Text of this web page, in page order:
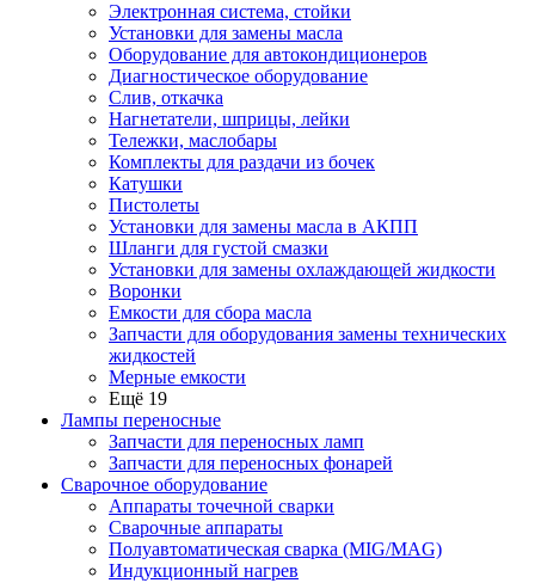
Электронная система, стойки
Установки для замены масла
Оборудование для автокондиционеров
Диагностическое оборудование
Слив, откачка
Нагнетатели, шприцы, лейки
Тележки, маслобары
Комплекты для раздачи из бочек
Катушки
Пистолеты
Установки для замены масла в АКПП
Шланги для густой смазки
Установки для замены охлаждающей жидкости
Воронки
Емкости для сбора масла
Запчасти для оборудования замены технических
жидкостей
Мерные емкости
Ещё 19
Лампы переносные
Запчасти для переносных ламп
Запчасти для переносных фонарей
Сварочное оборудование
Аппараты точечной сварки
Сварочные аппараты
Полуавтоматическая сварка (MIG/MAG)
Индукционный нагрев